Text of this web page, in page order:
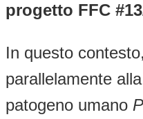
progetto FFC
In questo
parallelamente
patogeno umano